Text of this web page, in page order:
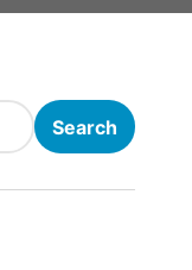
Search